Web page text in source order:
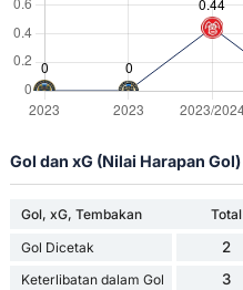
Gol dan xG (Nilai Harapan Gol)
Gol, xG, Tembakan Total
Gol Dicetak
2
Keterlibatan dalam Gol 3